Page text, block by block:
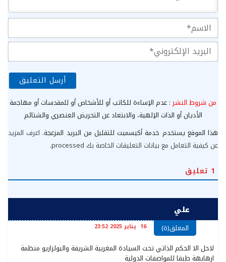
من شروط النشر : عدم الإساءة للكاتب أو للأشخاص أو للمقدسات أو مهاجمة
الأديان أو الذات الإلهية، والابتعاد عن التحريض العنصري والشتائم
هذا الموقع يستخدم خدمة أكيسميت للتقليل من البريد المزعجة. اعرف المزيد
عن كيفية التعامل مع بيانات التعليقات الخاصة بك processed
.
1 تعليق
علي
المعلق(ة) 16 يناير 2025 23:52
لاحل الا الحكم الذاتي تحت السيادة المغربية الشريفة والبولزاريو منظمة
ارهابهة طبقا للمواصفات الدولية